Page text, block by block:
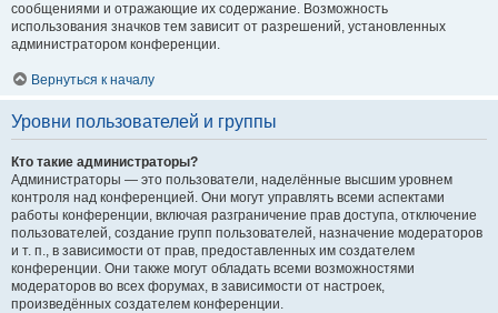
сообщениями и отражающие их содержание. Возможность
использования значков тем зависит от разрешений, установленных
администратором конференции.
Вернуться к началу
Уровни пользователей и группы
Кто такие администраторы?
Администраторы — это пользователи, наделённые высшим уровнем
контроля над конференцией. Они могут управлять всеми аспектами
работы конференции, включая разграничение прав доступа, отключение
пользователей, создание групп пользователей, назначение модераторов
и т. п., в зависимости от прав, предоставленных им создателем
конференции. Они также могут обладать всеми возможностями
модераторов во всех форумах, в зависимости от настроек,
произведённых создателем конференции.